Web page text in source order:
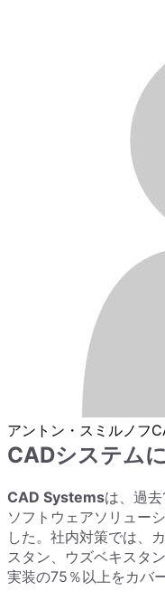
アントン・スミルノフ
CADシステム
CAD Systemsは、過
ソフトウェアソリュー
した。社内対策では、
スタン、ウズベキスタ
実装の75％以上をカバ